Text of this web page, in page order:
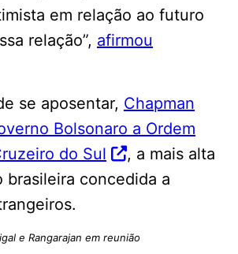
em relação ao futuro
relação”, afirmou
se aposentar, Chapman
Bolsonaro a Ordem
do Sul
, a mais alta
brasileira concedida a
e Rangarajan em reunião